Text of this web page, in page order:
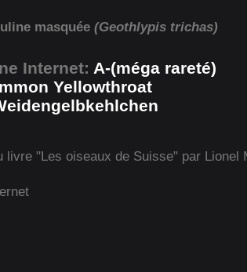
masquée (Geothlypis trichas)
Internet: A-(méga rareté)
Yellowthroat
"Les oiseaux de Suisse" par Lionel